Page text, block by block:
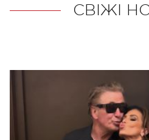
СВІЖІ